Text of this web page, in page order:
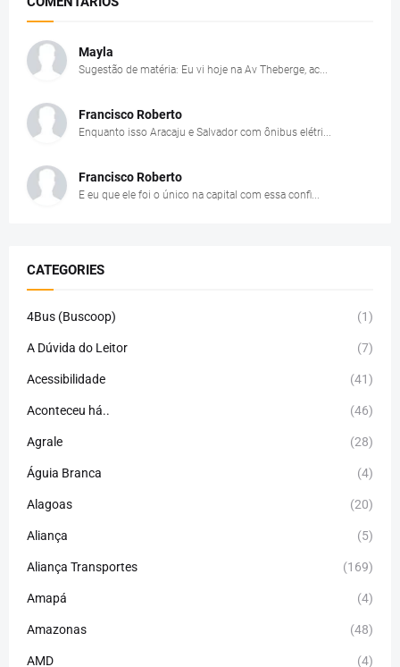
Mayla
Sugestão de matéria: Eu vi hoje na Av Theberge, ac...
Francisco Roberto
Enquanto isso Aracaju e Salvador com ônibus elétri...
Francisco Roberto
E eu que ele foi o único na capital com essa confi...
CATEGORIES
4Bus (Buscoop) (1)
A Dúvida do Leitor (7)
Acessibilidade (41)
Aconteceu há.. (46)
Agrale (28)
Águia Branca (4)
Alagoas (20)
Aliança (5)
Aliança Transportes (169)
Amapá (4)
Amazonas (48)
AMD (4)